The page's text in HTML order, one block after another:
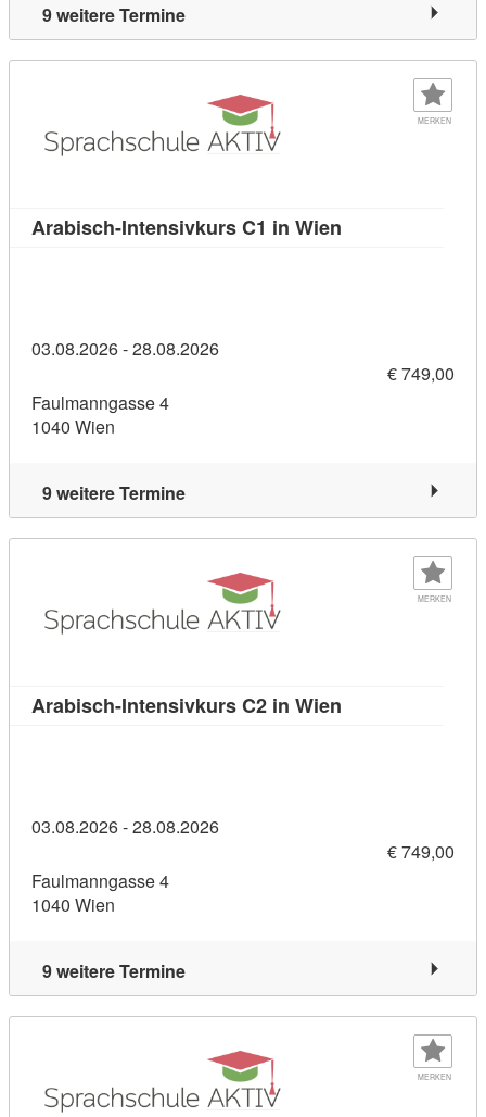
9 weitere Termine
MERKEN
Arabisch-Intensivkurs C1 in Wien
03.08.2026 - 28.08.2026
€ 749,00
Faulmanngasse 4
1040 Wien
9 weitere Termine
MERKEN
Arabisch-Intensivkurs C2 in Wien
03.08.2026 - 28.08.2026
€ 749,00
Faulmanngasse 4
1040 Wien
9 weitere Termine
MERKEN